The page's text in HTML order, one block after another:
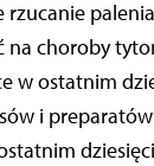
rzucanie
na choroby
w ostatnim
i